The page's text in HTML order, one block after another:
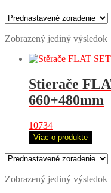
Zobrazený jediný výsledok
Stierače
660+480mm
10734
Viac o produkte
Zobrazený jediný výsledok